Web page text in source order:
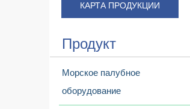
КАРТА ПРОДУКЦИИ
Продукт
Морское палубное
оборудование